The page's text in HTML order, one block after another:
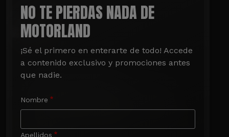
NO TE PIERDAS NADA DE
MOTORLAND
¡Sé el primero en enterarte de todo! Accede
a contenido exclusivo y promociones antes
que nadie.
Nombre
Apellidos